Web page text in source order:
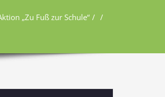
„Zu Fuß zur Schule“